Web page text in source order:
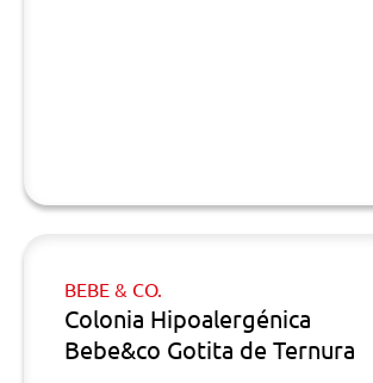
BEBE & CO.
Colonia Hipoalergénica
Bebe&co Gotita de Ternura